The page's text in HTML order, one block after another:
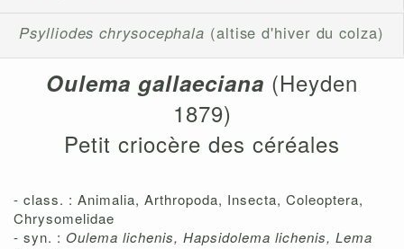
Psylliodes chrysocephala (altise d'hiver du colza)
Oulema gallaeciana (Heyden
1879)
Petit criocère des céréales
- class. : Animalia, Arthropoda, Insecta, Coleoptera,
Chrysomelidae
- syn. : Oulema lichenis, Hapsidolema lichenis, Lema